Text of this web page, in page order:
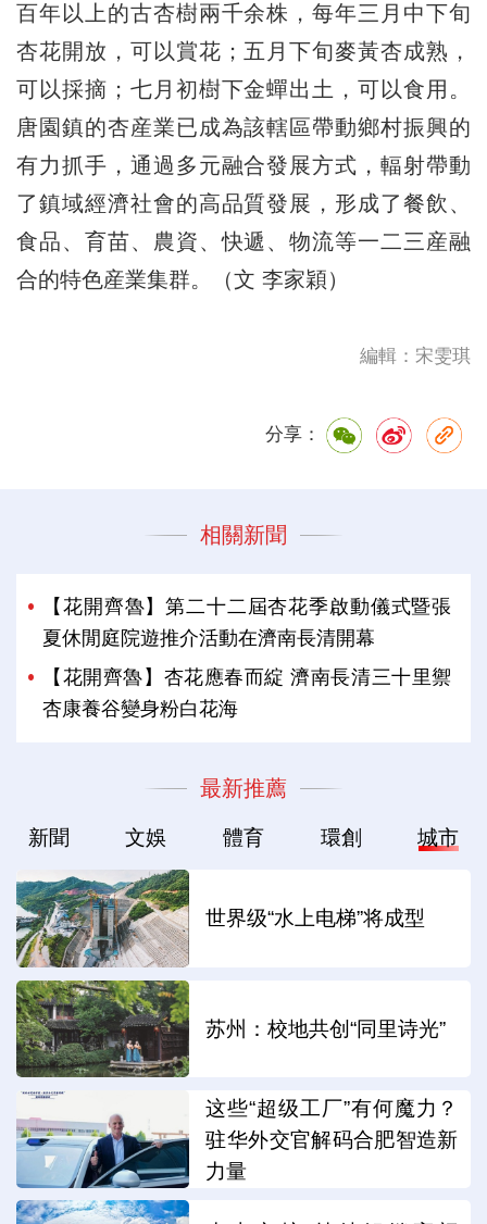
百年以上的古杏樹兩千余株，每年三月中下旬
杏花開放，可以賞花；五月下旬麥黃杏成熟，
可以採摘；七月初樹下金蟬出土，可以食用。
唐園鎮的杏産業已成為該轄區帶動鄉村振興的
有力抓手，通過多元融合發展方式，輻射帶動
了鎮域經濟社會的高品質發展，形成了餐飲、
食品、育苗、農資、快遞、物流等一二三産融
合的特色産業集群。（文 李家穎）
編輯：宋雯琪
分享：
相關新聞
【花開齊魯】第二十二屆杏花季啟動儀式暨張
夏休閒庭院遊推介活動在濟南長清開幕
【花開齊魯】杏花應春而綻 濟南長清三十里禦
杏康養谷變身粉白花海
最新推薦
新聞 文娛 體育 環創 城市
世界级“水上电梯”将成型
苏州：校地共创“同里诗光”
这些“超级工厂”有何魔力？
驻华外交官解码合肥智造新
力量